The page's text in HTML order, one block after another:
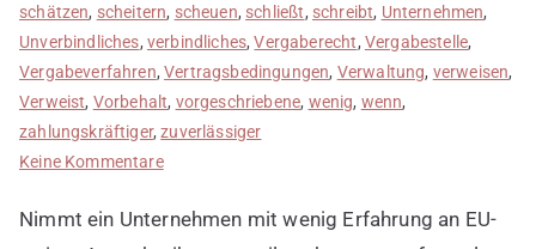
schätzen, scheitern, scheuen, schließt, schreibt, Unternehmen,
Unverbindliches, verbindliches,Vergaberecht, Vergabestelle,
Vergabeverfahren,Vertragsbedingungen, Verwaltung, verweisen,
Verweist, Vorbehalt, vorgeschriebene, wenig, wenn,
zahlungskräftiger,zuverlässiger
Keine Kommentarezu
2:
Nimmt ein Unternehmen mit wenig Erfahrung an EU-